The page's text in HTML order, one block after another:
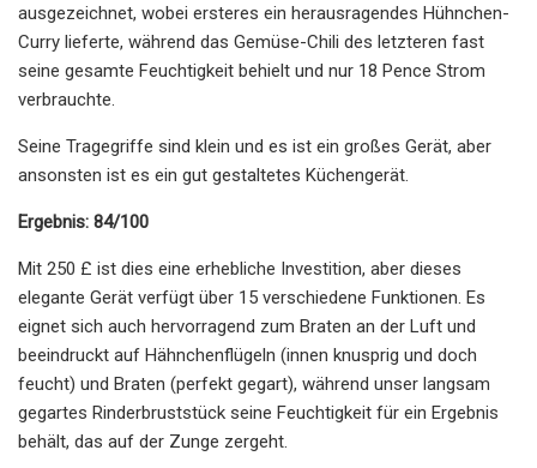
ausgezeichnet, wobei ersteres ein herausragendes Hühnchen-
Curry lieferte, während das Gemüse-Chili des letzteren fast
seine gesamte Feuchtigkeit behielt und nur 18 Pence Strom
verbrauchte.
Seine Tragegriffe sind klein und es ist ein großes Gerät, aber
ansonsten ist es ein gut gestaltetes Küchengerät.
Ergebnis: 84/100
Mit 250 £ ist dies eine erhebliche Investition, aber dieses
elegante Gerät verfügt über 15 verschiedene Funktionen. Es
eignet sich auch hervorragend zum Braten an der Luft und
beeindruckt auf Hähnchenflügeln (innen knusprig und doch
feucht) und Braten (perfekt gegart), während unser langsam
gegartes Rinderbruststück seine Feuchtigkeit für ein Ergebnis
behält, das auf der Zunge zergeht.